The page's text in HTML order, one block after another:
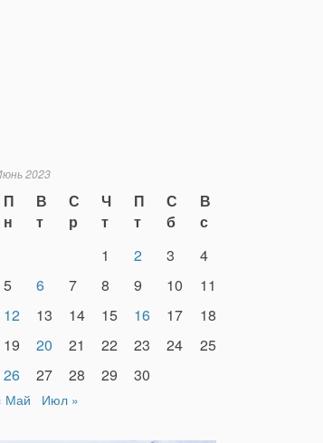
2023
П
н
В
т
С
р
Ч
т
П
т
С
б
В
с
1
2 3
4
5
6 7 8 9 10
11
12
13 14 15 16 17
18
19
20 21 22 23 24
25
26
27 28 29 30
Май Июл »